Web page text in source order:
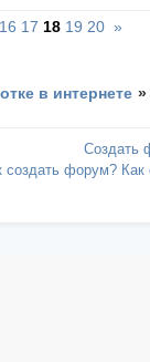
16 17 18 19 20 »
в интернете
Создать